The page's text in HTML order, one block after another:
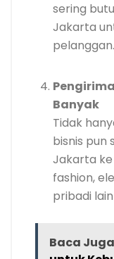
sering
Jakarta
pelanggan.
Banyak
Tidak
bisnis pun
Jakarta
fashion,
pribadi
Baca